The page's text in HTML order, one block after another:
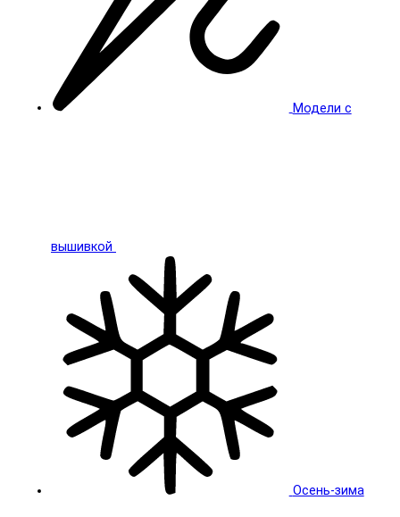
Модели с
вышивкой
Осень-зима